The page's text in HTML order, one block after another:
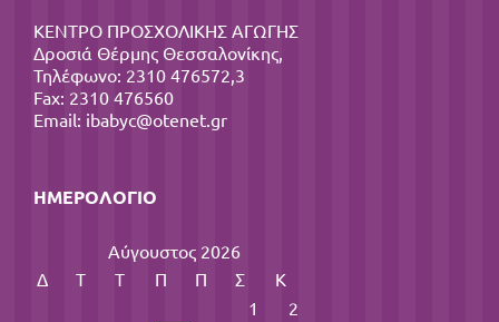
ΚΕΝΤΡΟ ΠΡΟΣΧΟΛΙΚΗΣ ΑΓΩΓΗΣ
Δροσιά Θέρμης Θεσσαλονίκης,
Τηλέφωνο: 2310 476572,3
Fax: 2310 476560
Email: ibabyc@otenet.gr
ΗΜΕΡΟΛΌΓΙΟ
Αύγουστος 2026
Δ
Τ Τ Π Π Σ
Κ
1
2